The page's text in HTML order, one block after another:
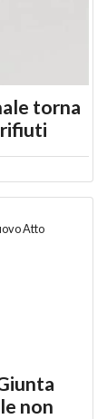
torna
rifiuti
non